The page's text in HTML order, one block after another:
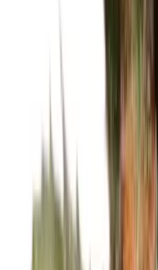
Live Rosin